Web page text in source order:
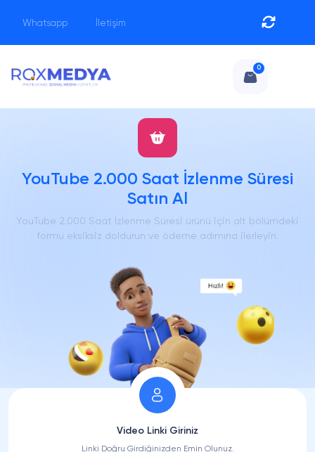
Whatsapp İletişim
0
YouTube 2.000 Saat İzlenme Süresi
Satın Al
YouTube 2.000 Saat İzlenme Süresi ürünü için alt bölümdeki
formu eksiksiz doldurun ve ödeme adımına ilerleyin.
Video Linki Giriniz
Linki Doğru Girdiğinizden Emin Olunuz.